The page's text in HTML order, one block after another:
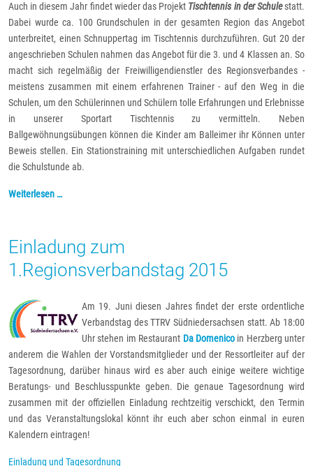
Auch in diesem Jahr findet wieder das Projekt Tischtennis in der Schulestatt.
Dabei wurde ca. 100 Grundschulen in der gesamten Region das Angebot
unterbreitet, einen Schnuppertag im Tischtennis durchzuführen. Gut 20 der
angeschrieben Schulen nahmen das Angebot für die 3. und 4 Klassen an. So
macht sich regelmäßig der Freiwilligendienstler des Regionsverbandes -
meistens zusammen mit einem erfahrenen Trainer - auf den Weg in die
Schulen, um den Schülerinnen und Schülern tolle Erfahrungen und Erlebnisse
in unserer Sportart Tischtennis zu vermitteln. Neben
Ballgewöhnungsübungen können die Kinder am Balleimer ihr Können unter
Beweis stellen. Ein Stationstraining mit unterschiedlichen Aufgaben rundet
die Schulstunde ab.
Weiterlesen …
Einladung zum
1.Regionsverbandstag 2015
Am 19. Juni diesen Jahres findet der erste ordentliche
Verbandstag des TTRV Südniedersachsen statt. Ab 18:00
Uhr stehen im Restaurant Da Domenicoin Herzberg unter
anderem die Wahlen der Vorstandsmitglieder und der Ressortleiter auf der
Tagesordnung, darüber hinaus wird es aber auch einige weitere wichtige
Beratungs- und Beschlusspunkte geben. Die genaue Tagesordnung wird
zusammen mit der offiziellen Einladung rechtzeitig verschickt, den Termin
und das Veranstaltungslokal könnt ihr euch aber schon einmal in euren
Kalendern eintragen!
Einladung und Tagesordnung